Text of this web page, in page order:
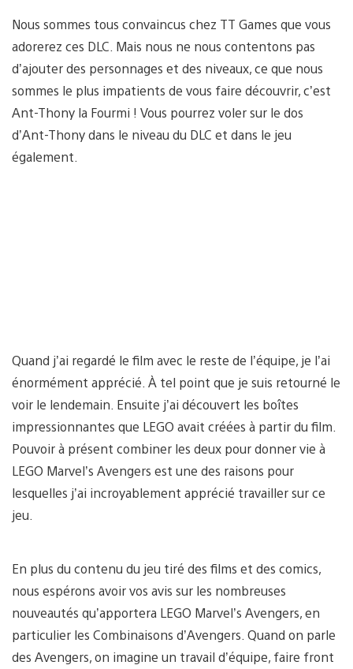
Nous sommes tous convaincus chez TT Games que vous
adorerez ces DLC. Mais nous ne nous contentons pas
d’ajouter des personnages et des niveaux, ce que nous
sommes le plus impatients de vous faire découvrir, c’est
Ant-Thony la Fourmi ! Vous pourrez voler sur le dos
d’Ant-Thony dans le niveau du DLC et dans le jeu
également.
Quand j’ai regardé le film avec le reste de l’équipe, je l’ai
énormément apprécié. À tel point que je suis retourné le
voir le lendemain. Ensuite j’ai découvert les boîtes
impressionnantes que LEGO avait créées à partir du film.
Pouvoir à présent combiner les deux pour donner vie à
LEGO Marvel’s Avengers est une des raisons pour
lesquelles j’ai incroyablement apprécié travailler sur ce
jeu.
En plus du contenu du jeu tiré des films et des comics,
nous espérons avoir vos avis sur les nombreuses
nouveautés qu’apportera LEGO Marvel’s Avengers, en
particulier les Combinaisons d’Avengers. Quand on parle
des Avengers, on imagine un travail d’équipe, faire front